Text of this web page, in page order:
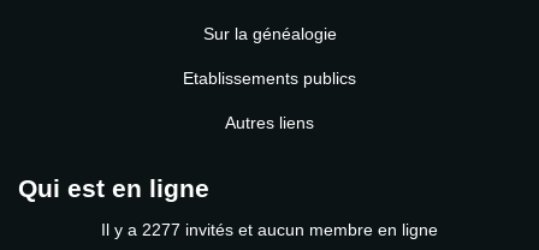
Sur la généalogie
Etablissements publics
Autres liens
Qui est en ligne
Il y a 2277 invités et aucun membre en ligne